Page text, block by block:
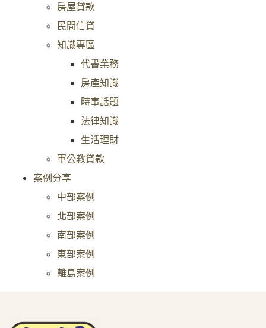
房屋貸款
民間信貸
知識專區
代書業務
房產知識
時事話題
法律知識
生活理財
軍公教貸款
案例分享
中部案例
北部案例
南部案例
東部案例
離島案例